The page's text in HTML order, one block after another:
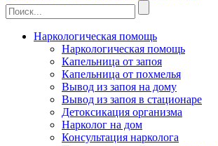
Наркологическая помощь
Наркологическая помощь
Капельница от запоя
Капельница от похмелья
Вывод из запоя на дому
Вывод из запоя в стационаре
Детоксикация организма
Нарколог на дом
Консультация нарколога